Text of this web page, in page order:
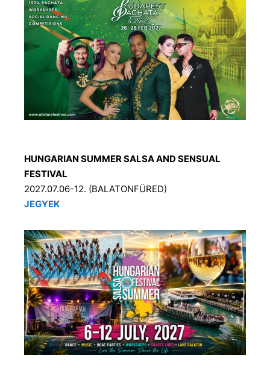
HUNGARIAN SUMMER SALSA AND SENSUAL
FESTIVAL
2027.07.06-12. (BALATONFÜRED)
JEGYEK